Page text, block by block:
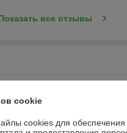
все отзывы
cookie
cookies для обеспечения